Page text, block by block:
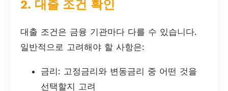
2. 대출 조건 확인
대출 조건은 금융 기관마다 다를 수 있습니다.
일반적으로 고려해야 할 사항은:
금리: 고정금리와 변동금리 중 어떤 것을
선택할지 고려